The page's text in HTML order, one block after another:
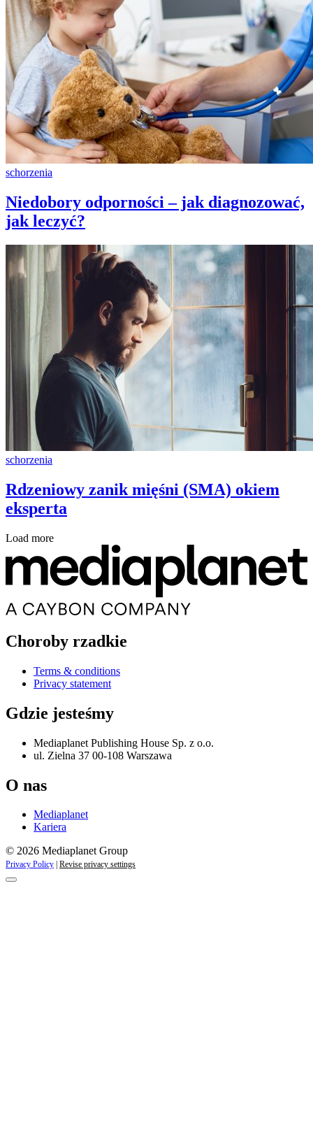
schorzenia
Niedobory odporności – jak diagnozować,
jak leczyć?
schorzenia
Rdzeniowy zanik mięśni (SMA) okiem
eksperta
Load more
Choroby rzadkie
Terms & conditions
Privacy statement
Gdzie jesteśmy
Mediaplanet Publishing House Sp. z o.o.
ul. Zielna 37 00-108 Warszawa
O nas
Mediaplanet
Kariera
© 2026 Mediaplanet Group
Privacy Policy Revise privacy settings